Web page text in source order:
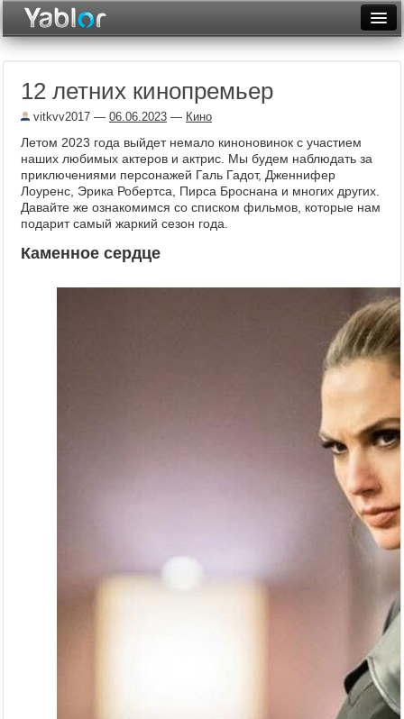
Неделя
Месяц
Рейтинги
Архив
Фототоп
12 летних кинопремьер
vitkvv2017 — 06.06.2023 — Кино
Летом 2023 года выйдет немало киноновинок с участием
наших любимых актеров и актрис. Мы будем наблюдать за
приключениями персонажей Галь Гадот, Дженнифер
Лоуренс, Эрика Робертса, Пирса Броснана и многих других.
Давайте же ознакомимся со списком фильмов, которые нам
подарит самый жаркий сезон года.
Каменное сердце